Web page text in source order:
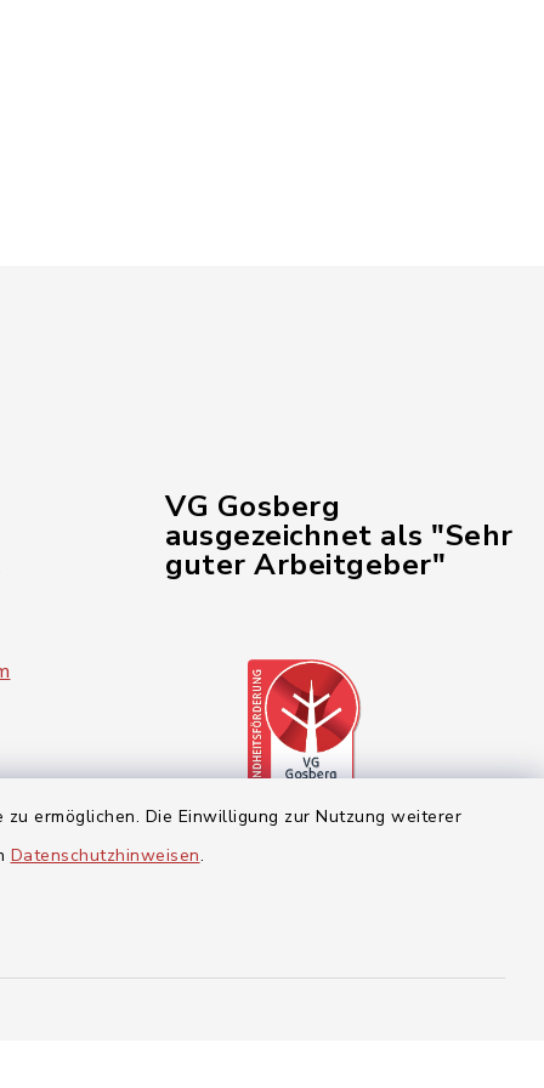
ermöglichen. Die Einwilligung zur Nutzung weiterer
Datenschutzhinweisen.
VG Gosberg
ausgezeichnet als "Sehr
guter Arbeitgeber"